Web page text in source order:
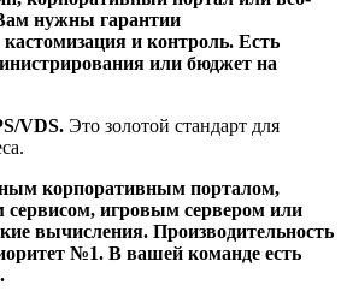
нужны гарантии
кастомизация и контроль. Есть
или бюджет на
VDS. Это золотой стандарт для
корпоративным порталом,
игровым сервером или
вычисления. Производительность
№1. В вашей команде есть